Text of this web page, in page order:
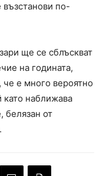
възстанови по-
ще се сблъскват
на годината,
е много вероятно
като наближава
белязан от